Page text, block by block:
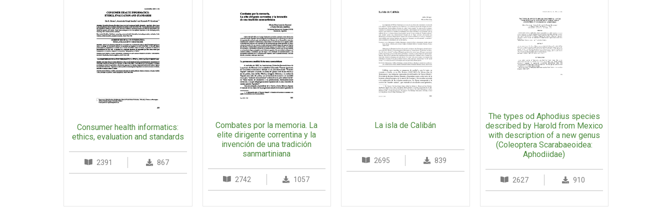
Consumer health informatics:
ethics, evaluation and standards
2391 867
Combates por la memoria. La
elite dirigente correntina y la
invención de una tradición
sanmartiniana
2742 1057
La isla de Calibán
2695 839
The types od Aphodius species
described by Harold from Mexico
with description of a new genus
(Coleoptera Scarabaeoidea:
Aphodiidae)
2627 910